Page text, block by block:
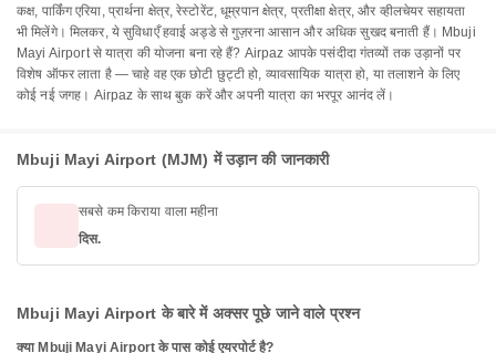
कक्ष, पार्किंग एरिया, प्रार्थना क्षेत्र, रेस्टोरेंट, धूम्रपान क्षेत्र, प्रतीक्षा क्षेत्र, और व्हीलचेयर सहायता
भी मिलेंगे। मिलकर, ये सुविधाएँ हवाई अड्डे से गुज़रना आसान और अधिक सुखद बनाती हैं। Mbuji
Mayi Airport से यात्रा की योजना बना रहे हैं? Airpaz आपके पसंदीदा गंतव्यों तक उड़ानों पर
विशेष ऑफर लाता है — चाहे वह एक छोटी छुट्टी हो, व्यावसायिक यात्रा हो, या तलाशने के लिए
कोई नई जगह। Airpaz के साथ बुक करें और अपनी यात्रा का भरपूर आनंद लें।
Mbuji Mayi Airport (MJM) में उड़ान की जानकारी
सबसे कम किराया वाला महीना
दिस.
Mbuji Mayi Airport के बारे में अक्सर पूछे जाने वाले प्रश्न
क्या Mbuji Mayi Airport के पास कोई एयरपोर्ट है?